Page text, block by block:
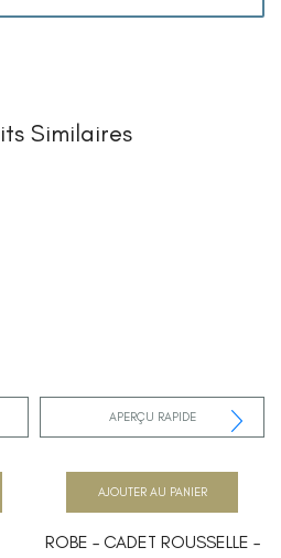
Similaires
APERÇU RAPIDE
ROBE – CADET ROUSSELLE –
AJOUTER AU PANIER